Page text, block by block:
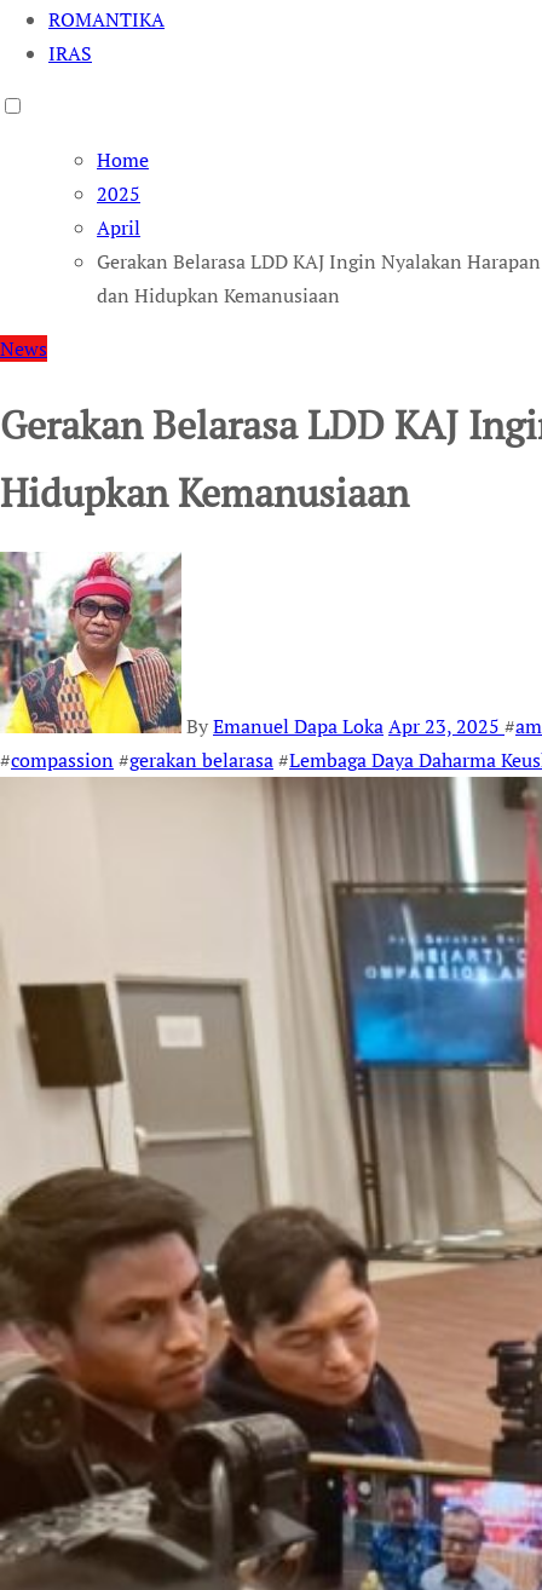
ROMANTIKA
IRAS
Home
2025
April
Gerakan Belarasa LDD KAJ Ingin Nyalakan Harapan
dan Hidupkan Kemanusiaan
News
Gerakan Belarasa LDD KAJ
Hidupkan Kemanusiaan
ByEmanuel Dapa LokaApr 23, 2025 #
#compassion#gerakan belarasa#Lembaga Daya Daharma